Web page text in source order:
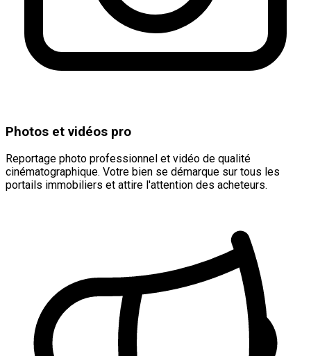
Photos et vidéos pro
Reportage photo professionnel et vidéo de qualité
cinématographique. Votre bien se démarque sur tous les
portails immobiliers et attire l'attention des acheteurs.